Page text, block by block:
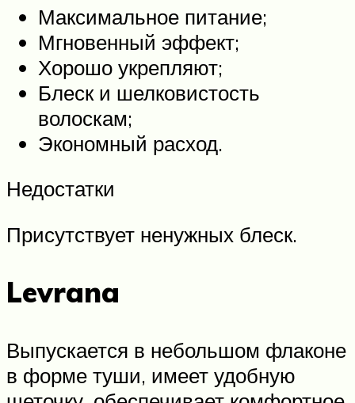
Максимальное питание;
Мгновенный эффект;
Хорошо укрепляют;
Блеск и шелковистость
волоскам;
Экономный расход.
Недостатки
Присутствует ненужных блеск.
Levrana
Выпускается в небольшом флаконе
в форме туши, имеет удобную